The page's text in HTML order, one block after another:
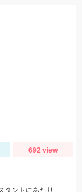
692 view
満潮前からの釣行で赤潮ありましたが小型主体でコンスタントにあたりがありました